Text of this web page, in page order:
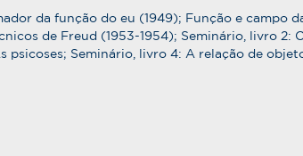
da função do eu (1949); Função e campo
de Freud (1953-1954); Seminário, livro 2:
psicoses; Seminário, livro 4: A relação de